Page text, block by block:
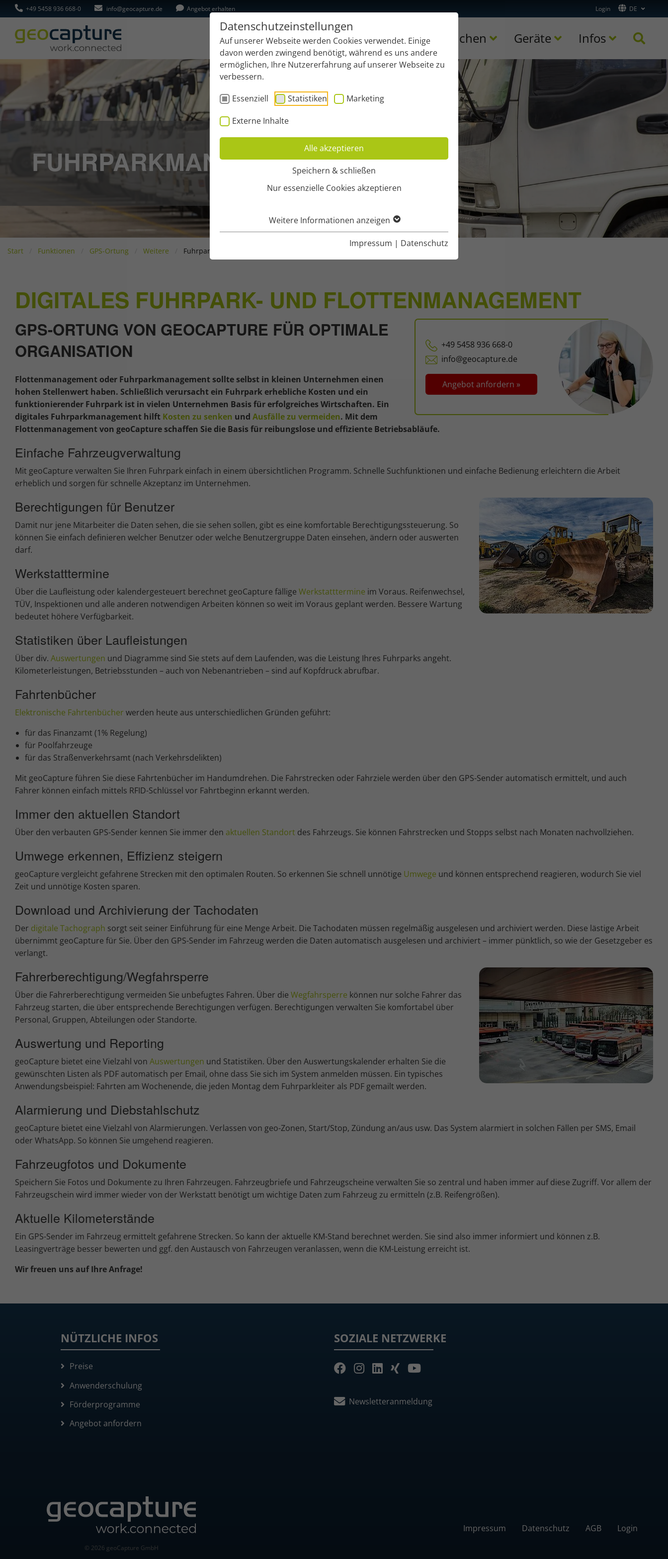
Datenschutzeinstellungen
Auf unserer Webseite werden Cookies verwendet. Einige
davon werden zwingend benötigt, während es uns andere
ermöglichen, Ihre Nutzererfahrung auf unserer Webseite zu
verbessern.
Essenziell
Statistiken Marketing
Externe Inhalte
Alle akzeptieren
Speichern & schließen
Nur essenzielle Cookies akzeptieren
Weitere Informationen anzeigen
Impressum | Datenschutz
+49 5458 936 668-0 info@geocapture.de Angebot erhalten Login DE
NEU: geonardo.ai Funktionen Branchen Geräte Infos
FUHRPARKMANAGEMENT
Start Funktionen GPS-Ortung Weitere Fuhrparkmanagement
DIGITALES FUHRPARK- UND FLOTTENMANAGEMENT
+49 5458 936 668-0
info@geocapture.de
Angebot anfordern »
GPS-ORTUNG VON GEOCAPTURE FÜR OPTIMALE
ORGANISATION
Flottenmanagement oder Fuhrparkmanagement sollte selbst in kleinen Unternehmen einen
hohen Stellenwert haben. Schließlich verursacht ein Fuhrpark erhebliche Kosten und ein
funktionierender Fuhrpark ist in vielen Unternehmen Basis für erfolgreiches Wirtschaften. Ein
digitales Fuhrparkmanagement hilft Kosten zu senken und Ausfälle zu vermeiden. Mit dem
Flottenmanagement von geoCapture schaffen Sie die Basis für reibungslose und effiziente Betriebsabläufe.
Einfache Fahrzeugverwaltung
Mit geoCapture verwalten Sie Ihren Fuhrpark einfach in einem übersichtlichen Programm. Schnelle Suchfunktionen und einfache Bedienung erleichtern die Arbeit
erheblich und sorgen für schnelle Akzeptanz im Unternehmen.
Berechtigungen für Benutzer
Damit nur jene Mitarbeiter die Daten sehen, die sie sehen sollen, gibt es eine komfortable Berechtigungssteuerung. So
können Sie einfach definieren welcher Benutzer oder welche Benutzergruppe Daten einsehen, ändern oder auswerten
darf.
Werkstatttermine
Über die Laufleistung oder kalendergesteuert berechnet geoCapture fällige Werkstatttermine im Voraus. Reifenwechsel,
TÜV, Inspektionen und alle anderen notwendigen Arbeiten können so weit im Voraus geplant werden. Bessere Wartung
bedeutet höhere Verfügbarkeit.
Statistiken über Laufleistungen
Über div. Auswertungen und Diagramme sind Sie stets auf dem Laufenden, was die Leistung Ihres Fuhrparks angeht.
Kilometerleistungen, Betriebsstunden – auch von Nebenantrieben – sind auf Kopfdruck abrufbar.
Fahrtenbücher
Elektronische Fahrtenbücher werden heute aus unterschiedlichen Gründen geführt:
für das Finanzamt (1% Regelung)
für Poolfahrzeuge
für das Straßenverkehrsamt (nach Verkehrsdelikten)
Mit geoCapture führen Sie diese Fahrtenbücher im Handumdrehen. Die Fahrstrecken oder Fahrziele werden über den GPS-Sender automatisch ermittelt, und auch
Fahrer können einfach mittels RFID-Schlüssel vor Fahrtbeginn erkannt werden.
Immer den aktuellen Standort
Über den verbauten GPS-Sender kennen Sie immer den aktuellen Standort des Fahrzeugs. Sie können Fahrstrecken und Stopps selbst nach Monaten nachvollziehen.
Umwege erkennen, Effizienz steigern
geoCapture vergleicht gefahrene Strecken mit den optimalen Routen. So erkennen Sie schnell unnötige Umwege und können entsprechend reagieren, wodurch Sie viel
Zeit und unnötige Kosten sparen.
Download und Archivierung der Tachodaten
Der digitale Tachograph sorgt seit seiner Einführung für eine Menge Arbeit. Die Tachodaten müssen regelmäßig ausgelesen und archiviert werden. Diese lästige Arbeit
übernimmt geoCapture für Sie. Über den GPS-Sender im Fahrzeug werden die Daten automatisch ausgelesen und archiviert – immer pünktlich, so wie der Gesetzgeber es
verlangt.
Fahrerberechtigung/Wegfahrsperre
Über die Fahrerberechtigung vermeiden Sie unbefugtes Fahren. Über die Wegfahrsperre können nur solche Fahrer das
Fahrzeug starten, die über entsprechende Berechtigungen verfügen. Berechtigungen verwalten Sie komfortabel über
Personal, Gruppen, Abteilungen oder Standorte.
Auswertung und Reporting
geoCapture bietet eine Vielzahl von Auswertungen und Statistiken. Über den Auswertungskalender erhalten Sie die
gewünschten Listen als PDF automatisch per Email, ohne dass Sie sich im System anmelden müssen. Ein typisches
Anwendungsbeispiel: Fahrten am Wochenende, die jeden Montag dem Fuhrparkleiter als PDF gemailt werden.
Alarmierung und Diebstahlschutz
geoCapture bietet eine Vielzahl von Alarmierungen. Verlassen von geo-Zonen, Start/Stop, Zündung an/aus usw. Das System alarmiert in solchen Fällen per SMS, Email
oder WhatsApp. So können Sie umgehend reagieren.
Fahrzeugfotos und Dokumente
Speichern Sie Fotos und Dokumente zu Ihren Fahrzeugen. Fahrzeugbriefe und Fahrzeugscheine verwalten Sie so zentral und haben immer auf diese Zugriff. Vor allem der
Fahrzeugschein wird immer wieder von der Werkstatt benötigt um wichtige Daten zum Fahrzeug zu ermitteln (z.B. Reifengrößen).
Aktuelle Kilometerstände
Ein GPS-Sender im Fahrzeug ermittelt gefahrene Strecken. So kann der aktuelle KM-Stand berechnet werden. Sie sind also immer informiert und können z.B.
Leasingverträge besser bewerten und ggf. den Austausch von Fahrzeugen veranlassen, wenn die KM-Leistung erreicht ist.
Wir freuen uns auf Ihre Anfrage!
NÜTZLICHE INFOS
Preise
Anwenderschulung
Förderprogramme
Angebot anfordern
SOZIALE NETZWERKE
Newsletteranmeldung
© 2026 geoCapture GmbH
Impressum Datenschutz AGB Login